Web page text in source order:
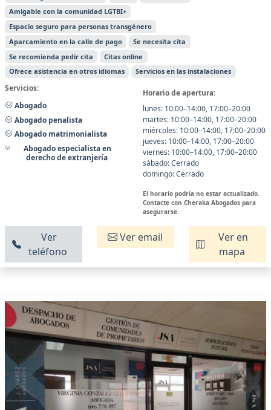
Amigable con la comunidad LGTBI+
Espacio seguro para personas transgénero
Aparcamiento en la calle de pago
Se necesita cita
Se recomienda pedir cita
Citas online
Ofrece asistencia en otros idiomas
Servicios en las instalaciones
Servicios:
Abogado
Abogado penalista
Abogado matrimonialista
Abogado especialista en
derecho de extranjería
Horario de apertura:
lunes: 10:00–14:00, 17:00–20:00
martes: 10:00–14:00, 17:00–20:00
miércoles: 10:00–14:00, 17:00–20:00
jueves: 10:00–14:00, 17:00–20:00
viernes: 10:00–14:00, 17:00–20:00
sábado: Cerrado
domingo: Cerrado
El horario podría no estar actualizado.
Contacte con Cheraka Abogados para
asegurarse.
Ver
teléfono
Ver email
Ver en
mapa